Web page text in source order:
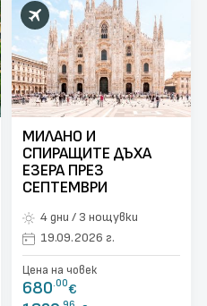
МИЛАНО И
СПИРАЩИТЕ ДЪХА
ЕЗЕРА ПРЕЗ
СЕПТЕМВРИ
4 дни / 3 нощувки
19.09.2026 г.
Цена на човек
680.00€